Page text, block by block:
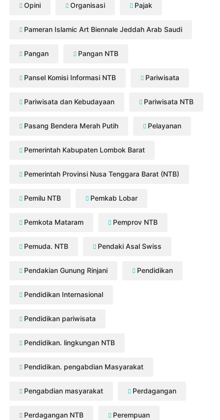
Opini Organisasi Pajak
Pameran Islamic Art Biennale Jeddah Arab Saudi
Pangan Pangan NTB
Pansel Komisi Informasi NTB Pariwisata
Pariwisata dan Kebudayaan Pariwisata NTB
Pasang Bendera Merah Putih Pelayanan
Pemerintah Kabupaten Lombok Barat
Pemerintah Provinsi Nusa Tenggara Barat (NTB)
Pemilu NTB Pemkab Lobar
Pemkota Mataram Pemprov NTB
Pemuda. NTB Pendaki Asal Swiss
Pendakian Gunung Rinjani Pendidikan
Pendidikan Internasional
Pendidikan pariwisata
Pendidikan. lingkungan NTB
Pendidikan. pengabdian Masyarakat
Pengabdian masyarakat Perdagangan
Perdagangan NTB Perempuan